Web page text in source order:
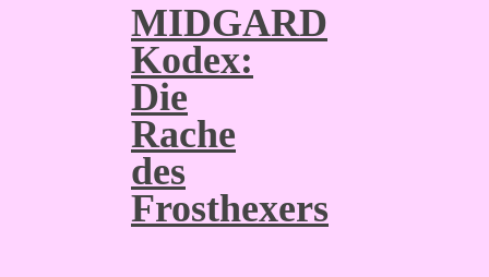
MIDGARD
Kodex:
Die
Rache
des
Frosthexers